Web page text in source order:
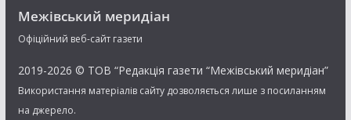
Межівський меридіан
Офіційний веб-сайт газети
2019-2026 © ТОВ “Редакція газети “Межівський меридіан”
Використання матеріалів сайту дозволяється лише з посиланням
на джерело.